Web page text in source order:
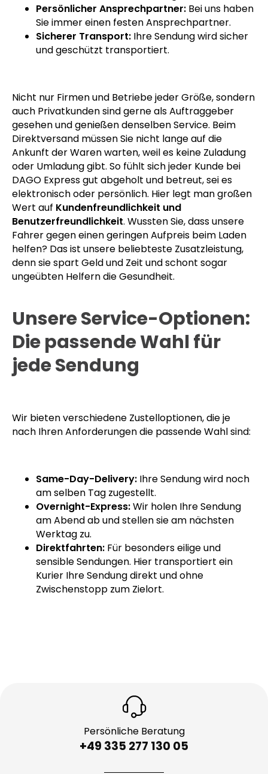
Persönlicher Ansprechpartner: Bei uns haben
Sie immer einen festen Ansprechpartner.
Sicherer Transport: Ihre Sendung wird sicher
und geschützt transportiert.
Nicht nur Firmen und Betriebe jeder Größe, sondern
auch Privatkunden sind gerne als Auftraggeber
gesehen und genießen denselben Service. Beim
Direktversand müssen Sie nicht lange auf die
Ankunft der Waren warten, weil es keine Zuladung
oder Umladung gibt. So fühlt sich jeder Kunde bei
DAGO Express gut abgeholt und betreut, sei es
elektronisch oder persönlich. Hier legt man großen
Wert auf Kundenfreundlichkeit und
Benutzerfreundlichkeit. Wussten Sie, dass unsere
Fahrer gegen einen geringen Aufpreis beim Laden
helfen? Das ist unsere beliebteste Zusatzleistung,
denn sie spart Geld und Zeit und schont sogar
ungeübten Helfern die Gesundheit.
Unsere Service-Optionen:
Die passende Wahl für
jede Sendung
Wir bieten verschiedene Zustelloptionen, die je
nach Ihren Anforderungen die passende Wahl sind:
Same-Day-Delivery: Ihre Sendung wird noch
am selben Tag zugestellt.
Overnight-Express:Wir holen Ihre Sendung
am Abend ab und stellen sie am nächsten
Werktag zu.
Direktfahrten: Für besonders eilige und
sensible Sendungen. Hier transportiert ein
Kurier Ihre Sendung direkt und ohne
Zwischenstopp zum Zielort.
Persönliche Beratung
+49 335 277 130 05